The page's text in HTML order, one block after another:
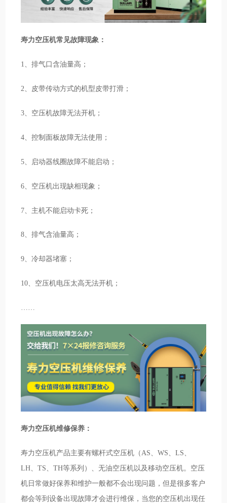
寿力空压机常见故障现象：
1、排气口含油量高；
2、皮带传动方式的机型皮带打滑；
3、空压机故障无法开机；
4、控制面板故障无法使用；
5、启动器线圈故障不能启动；
6、空压机出现缺相现象；
7、主机不能启动卡死；
8、排气含油量高；
9、冷却器堵塞；
10、空压机电压太高无法开机；
寿力空压机维修保养：
寿力空压机产品主要有螺杆式空压机（AS、WS、LS、
LH、TS、TH等系列）、无油空压机以及移动空压机。空压
机日常做好保养和维护一般都不会出现问题，但是很多客户
都会等到设备出现故障才会进行维保，当您的空压机出现任